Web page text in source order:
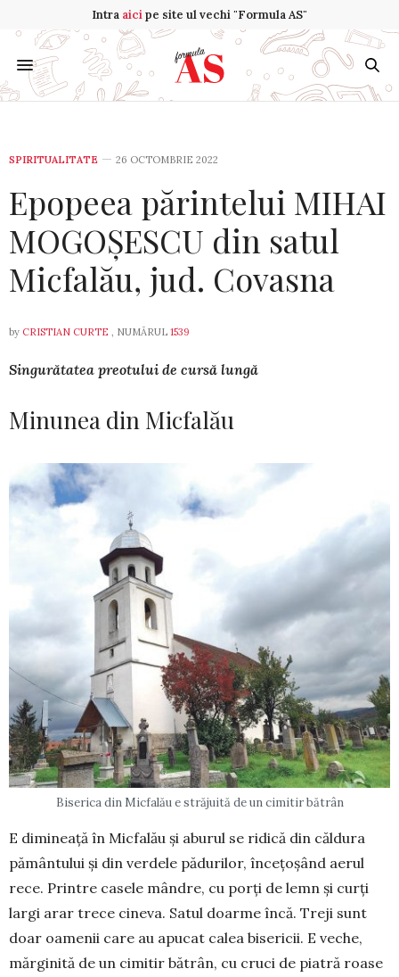
Intra aicipe site ul vechi "Formula AS"
SPIRITUALITATE 26 OCTOMBRIE 2022
Epopeea părintelui MIHAI
MOGOȘESCU din satul
Micfalău, jud. Covasna
by CRISTIAN CURTE , NUMĂRUL 1539
Singurătatea preotului de cursă lungă
Minunea din Micfalău
Biserica din Micfalău e străjuită de un cimitir bătrân
E dimineață în Micfalău și aburul se ridică din căldura
pământului și din verdele pădurilor, înce­țo­șând aerul
rece. Printre casele mândre, cu porți de lemn și curți
largi arar trece cineva. Satul doar­me încă. Treji sunt
doar oamenii care au apucat calea bisericii. E veche,
mărginită de un cimitir bătrân, cu cruci de piatră roase